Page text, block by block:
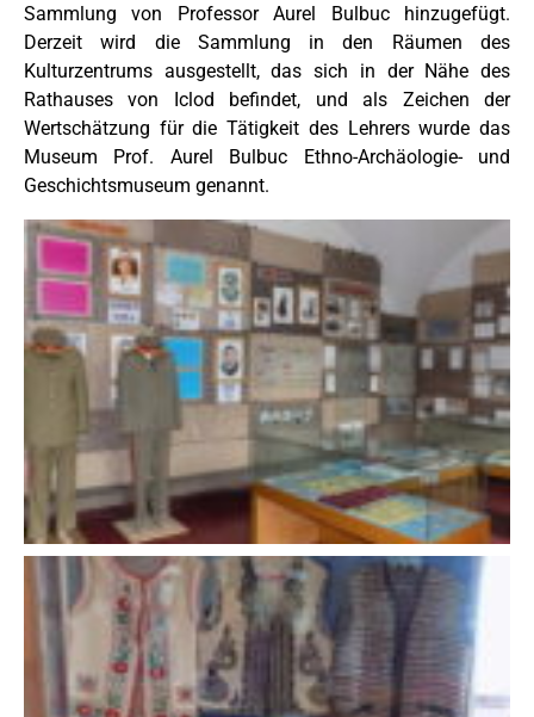
Sammlung von Professor Aurel Bulbuc hinzugefügt.
Derzeit wird die Sammlung in den Räumen des
Kulturzentrums ausgestellt, das sich in der Nähe des
Rathauses von Iclod befindet, und als Zeichen der
Wertschätzung für die Tätigkeit des Lehrers wurde das
Museum Prof. Aurel Bulbuc Ethno-Archäologie- und
Geschichtsmuseum genannt.